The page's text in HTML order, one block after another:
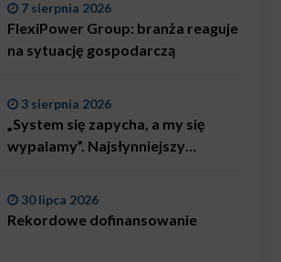
7 sierpnia 2026
FlexiPower Group: branża reaguje
na sytuację gospodarczą
3 sierpnia 2026
„System się zapycha, a my się
wypalamy”. Najsłynniejszy
problemem są nie tylko choroby
30 lipca 2026
Rekordowe dofinansowanie